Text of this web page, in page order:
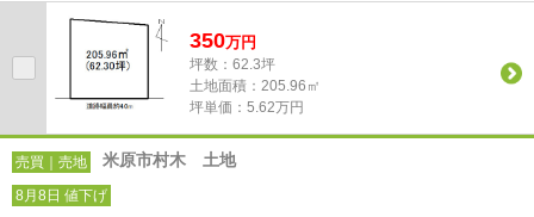
350万円
坪数：62.3坪
土地面積：205.96㎡
坪単価：5.62万円
売買｜売地 米原市村木 土地
8月8日 値下げ